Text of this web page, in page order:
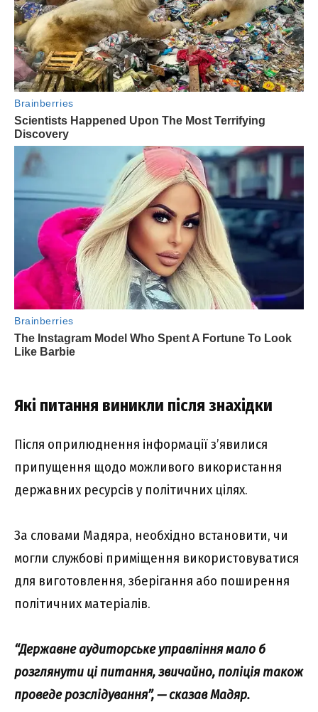
Які питання виникли після знахідки
Після оприлюднення інформації з’явилися
припущення щодо можливого використання
державних ресурсів у політичних цілях.
За словами Мадяра, необхідно встановити, чи
могли службові приміщення використовуватися
для виготовлення, зберігання або поширення
політичних матеріалів.
“Державне аудиторське управління мало б
розглянути ці питання, звичайно, поліція також
проведе розслідування”, — сказав Мадяр.